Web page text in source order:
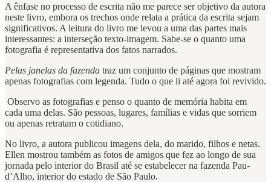
A ênfase no processo de escrita não me parece ser objetivo da autora
neste livro, embora os trechos onde relata a prática da escrita sejam
significativos. A leitura do livro me levou a uma das partes mais
interessantes: a interseção texto-imagem. Sabe-se o quanto uma
fotografia é representativa dos fatos narrados.
Pelas janelas da fazenda traz um conjunto de páginas que mostram
apenas fotografias com legenda. Tudo o que li até agora foi revivido.
Observo as fotografias e penso o quanto de memória habita em
cada uma delas. São pessoas, lugares, famílias e vidas que sorriem
ou apenas retratam o cotidiano.
No livro, a autora publicou imagens dela, do marido, filhos e netas.
Ellen mostrou também as fotos de amigos que fez ao longo de sua
jornada pelo interior do Brasil até se estabelecer na fazenda Pau-
d’Alho, interior do estado de São Paulo.